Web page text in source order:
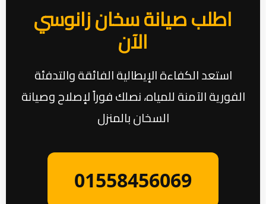
اطلب صيانة سخان زانوسي
الآن
استعد الكفاءة الإيطالية الفائقة والتدفئة
الفورية الآمنة للمياه، نصلك فوراً لإصلاح وصيانة
السخان بالمنزل
01558456069